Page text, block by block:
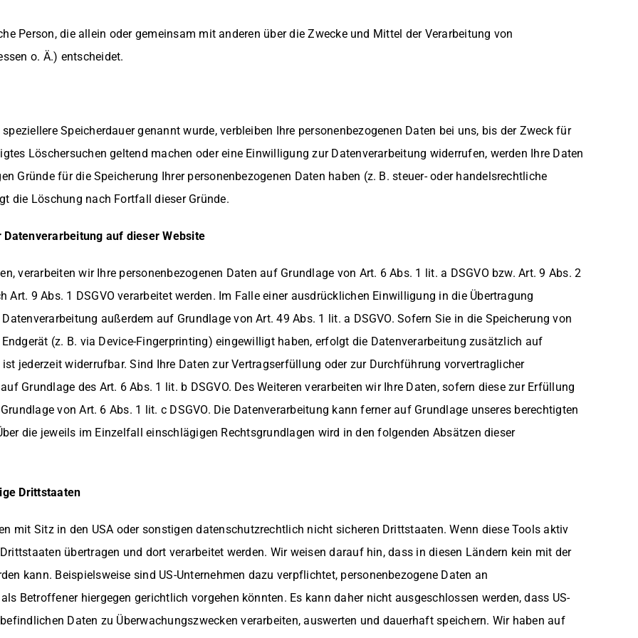
Person, die allein oder gemeinsam mit anderen über die Zwecke und Mittel der Verarbeitung von
o. Ä.) entscheidet.
Speicherdauer genannt wurde, verbleiben Ihre personenbezogenen Daten bei uns, bis der Zweck für
Löschersuchen geltend machen oder eine Einwilligung zur Datenverarbeitung widerrufen, werden Ihre Daten
Gründe für die Speicherung Ihrer personenbezogenen Daten haben (z. B. steuer- oder handelsrechtliche
die Löschung nach Fortfall dieser Gründe.
auf dieser Website
verarbeiten wir Ihre personenbezogenen Daten auf Grundlage von Art. 6 Abs. 1 lit. a DSGVO bzw. Art. 9 Abs. 2
Art. 9 Abs. 1 DSGVO verarbeitet werden. Im Falle einer ausdrücklichen Einwilligung in die Übertragung
außerdem auf Grundlage von Art. 49 Abs. 1 lit. a DSGVO. Sofern Sie in die Speicherung von
(z. B. via Device-Fingerprinting) eingewilligt haben, erfolgt die Datenverarbeitung zusätzlich auf
jederzeit widerrufbar. Sind Ihre Daten zur Vertragserfüllung oder zur Durchführung vorvertraglicher
Grundlage des Art. 6 Abs. 1 lit. b DSGVO. Des Weiteren verarbeiten wir Ihre Daten, sofern diese zur Erfüllung
von Art. 6 Abs. 1 lit. c DSGVO. Die Datenverarbeitung kann ferner auf Grundlage unseres berechtigten
die jeweils im Einzelfall einschlägigen Rechtsgrundlagen wird in den folgenden Absätzen dieser
Drittstaaten
mit Sitz in den USA oder sonstigen datenschutzrechtlich nicht sicheren Drittstaaten. Wenn diese Tools aktiv
übertragen und dort verarbeitet werden. Wir weisen darauf hin, dass in diesen Ländern kein mit der
kann. Beispielsweise sind US-Unternehmen dazu verpflichtet, personenbezogene Daten an
Betroffener hiergegen gerichtlich vorgehen könnten. Es kann daher nicht ausgeschlossen werden, dass US-
Daten zu Überwachungszwecken verarbeiten, auswerten und dauerhaft speichern. Wir haben auf